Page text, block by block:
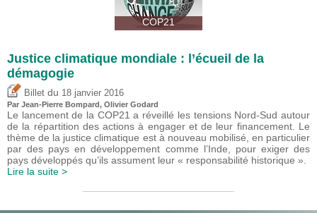
COP21
Justice climatique mondiale : l’écueil de la
démagogie
Billet du 18 janvier 2016
Par Jean-Pierre Bompard, Olivier Godard
Le lancement de la COP21 a réveillé les tensions Nord-Sud autour
de la répartition des actions à engager et de leur financement. Le
thème de la justice climatique est à nouveau mobilisé, en particulier
par des pays en développement comme l’Inde, pour exiger des
pays développés qu’ils assument leur « responsabilité historique ».
Lire la suite >